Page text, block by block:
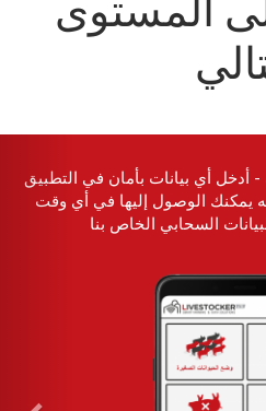
المستوى
بسرعة وسهولة - أدخل أي
دقيقة وتأكد من أنه يمكنك
بفضل نظام تخزين البيانات السحابي